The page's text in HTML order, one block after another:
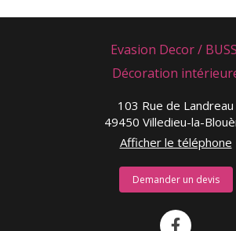
Evasion Decor /
Décoration
103 Rue de Landreau
49450 Villedieu-la-
Afficher le téléphone
Demander un devis